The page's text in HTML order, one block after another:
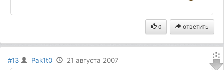
0 ответить
#13 Pak1t0 21 августа 2007